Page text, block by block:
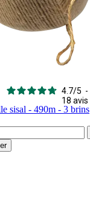
4.7/5 -
18 avis
sisal - 490m - 3 brins